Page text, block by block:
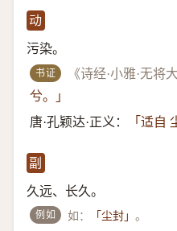
动
污染。
书证 《诗经·小雅·无将
兮。」
唐·孔颖达·正义：
「适自
副
久远、长久。
例如 如： 「尘封」。